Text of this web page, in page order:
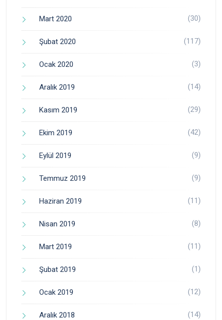
Mart 2020 (30)
Şubat 2020 (117)
Ocak 2020 (3)
Aralık 2019 (14)
Kasım 2019 (29)
Ekim 2019 (42)
Eylül 2019 (9)
Temmuz 2019 (9)
Haziran 2019 (11)
Nisan 2019 (8)
Mart 2019 (11)
Şubat 2019 (1)
Ocak 2019 (12)
Aralık 2018 (14)